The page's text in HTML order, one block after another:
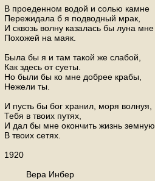
В проеденном водой и солью камне
Пережидала б я подводный мрак,
И сквозь волну казалась бы луна мне
Похожей на маяк.
Была бы я и там такой же слабой,
Как здесь от суеты.
Но были бы ко мне добрее крабы,
Нежели ты.
И пусть бы бог хранил, моря волнуя,
Тебя в твоих путях,
И дал бы мне окончить жизнь земную
В твоих сетях.
1920
Вера Инбер